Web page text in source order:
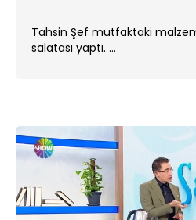
Tahsin Şef mutfaktaki
salatası yaptı. ...